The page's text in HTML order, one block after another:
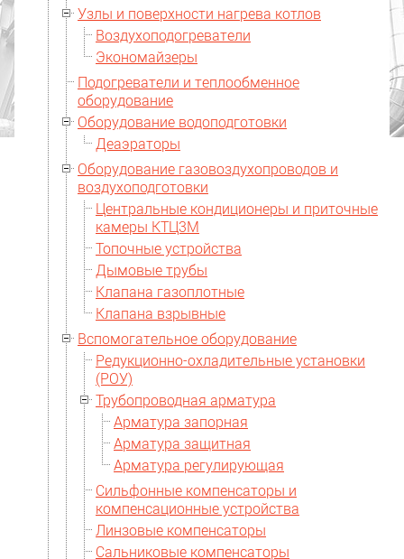
Узлы и поверхности нагрева котлов
Воздухоподогреватели
Экономайзеры
Подогреватели и теплообменное
оборудование
Оборудование водоподготовки
Деаэраторы
Оборудование газовоздухопроводов и
воздухоподготовки
Центральные кондиционеры и приточные
камеры КТЦ3М
Топочные устройства
Дымовые трубы
Клапана газоплотные
Клапана взрывные
Вспомогательное оборудование
Редукционно-охладительные установки
(РОУ)
Трубопроводная арматура
Арматура запорная
Арматура защитная
Арматура регулирующая
Сильфонные компенсаторы и
компенсационные устройства
Линзовые компенсаторы
Сальниковые компенсаторы